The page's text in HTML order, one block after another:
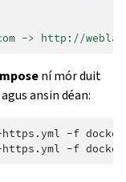
-> http://
ní mór duit
ansin déan:
https.yml -f
https.yml -f